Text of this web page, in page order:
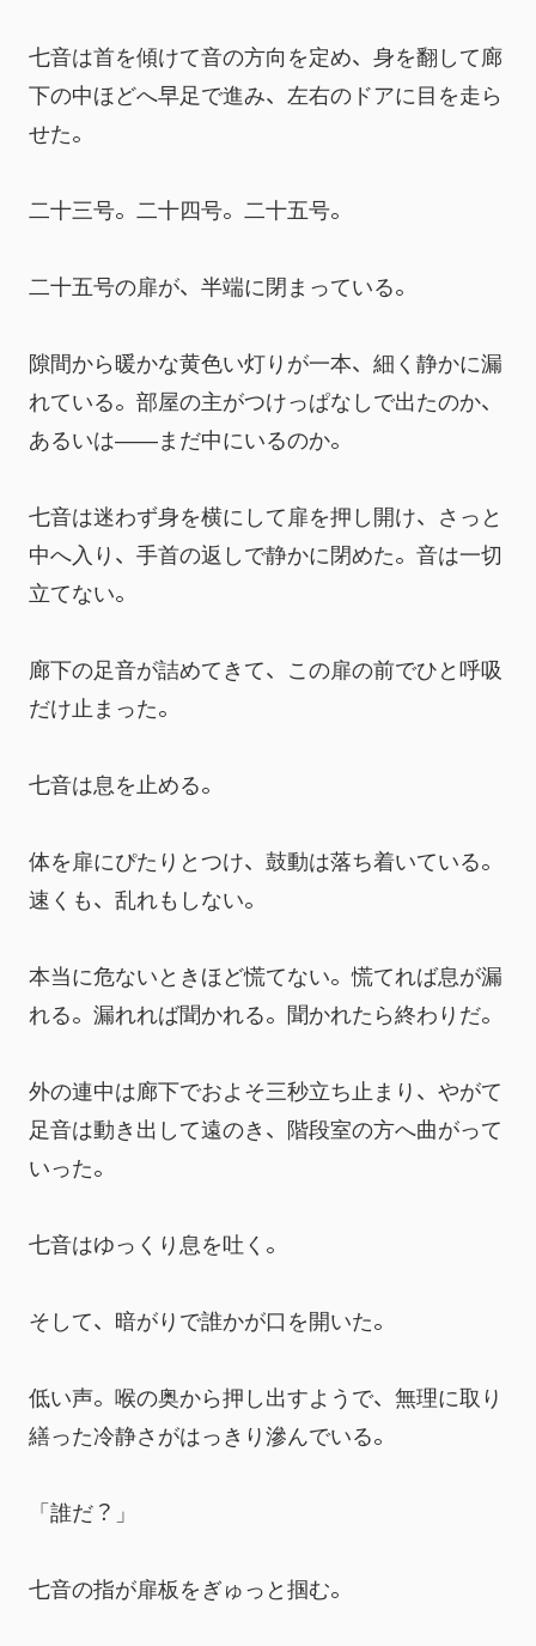
七音は首を傾けて音の方向を定め、身を翻して廊
下の中ほどへ早足で進み、左右のドアに目を走ら
せた。
二十三号。二十四号。二十五号。
二十五号の扉が、半端に閉まっている。
隙間から暖かな黄色い灯りが一本、細く静かに漏
れている。部屋の主がつけっぱなしで出たのか、
あるいは――まだ中にいるのか。
七音は迷わず身を横にして扉を押し開け、さっと
中へ入り、手首の返しで静かに閉めた。音は一切
立てない。
廊下の足音が詰めてきて、この扉の前でひと呼吸
だけ止まった。
七音は息を止める。
体を扉にぴたりとつけ、鼓動は落ち着いている。
速くも、乱れもしない。
本当に危ないときほど慌てない。慌てれば息が漏
れる。漏れれば聞かれる。聞かれたら終わりだ。
外の連中は廊下でおよそ三秒立ち止まり、やがて
足音は動き出して遠のき、階段室の方へ曲がって
いった。
七音はゆっくり息を吐く。
そして、暗がりで誰かが口を開いた。
低い声。喉の奥から押し出すようで、無理に取り
繕った冷静さがはっきり滲んでいる。
「誰だ？」
七音の指が扉板をぎゅっと掴む。